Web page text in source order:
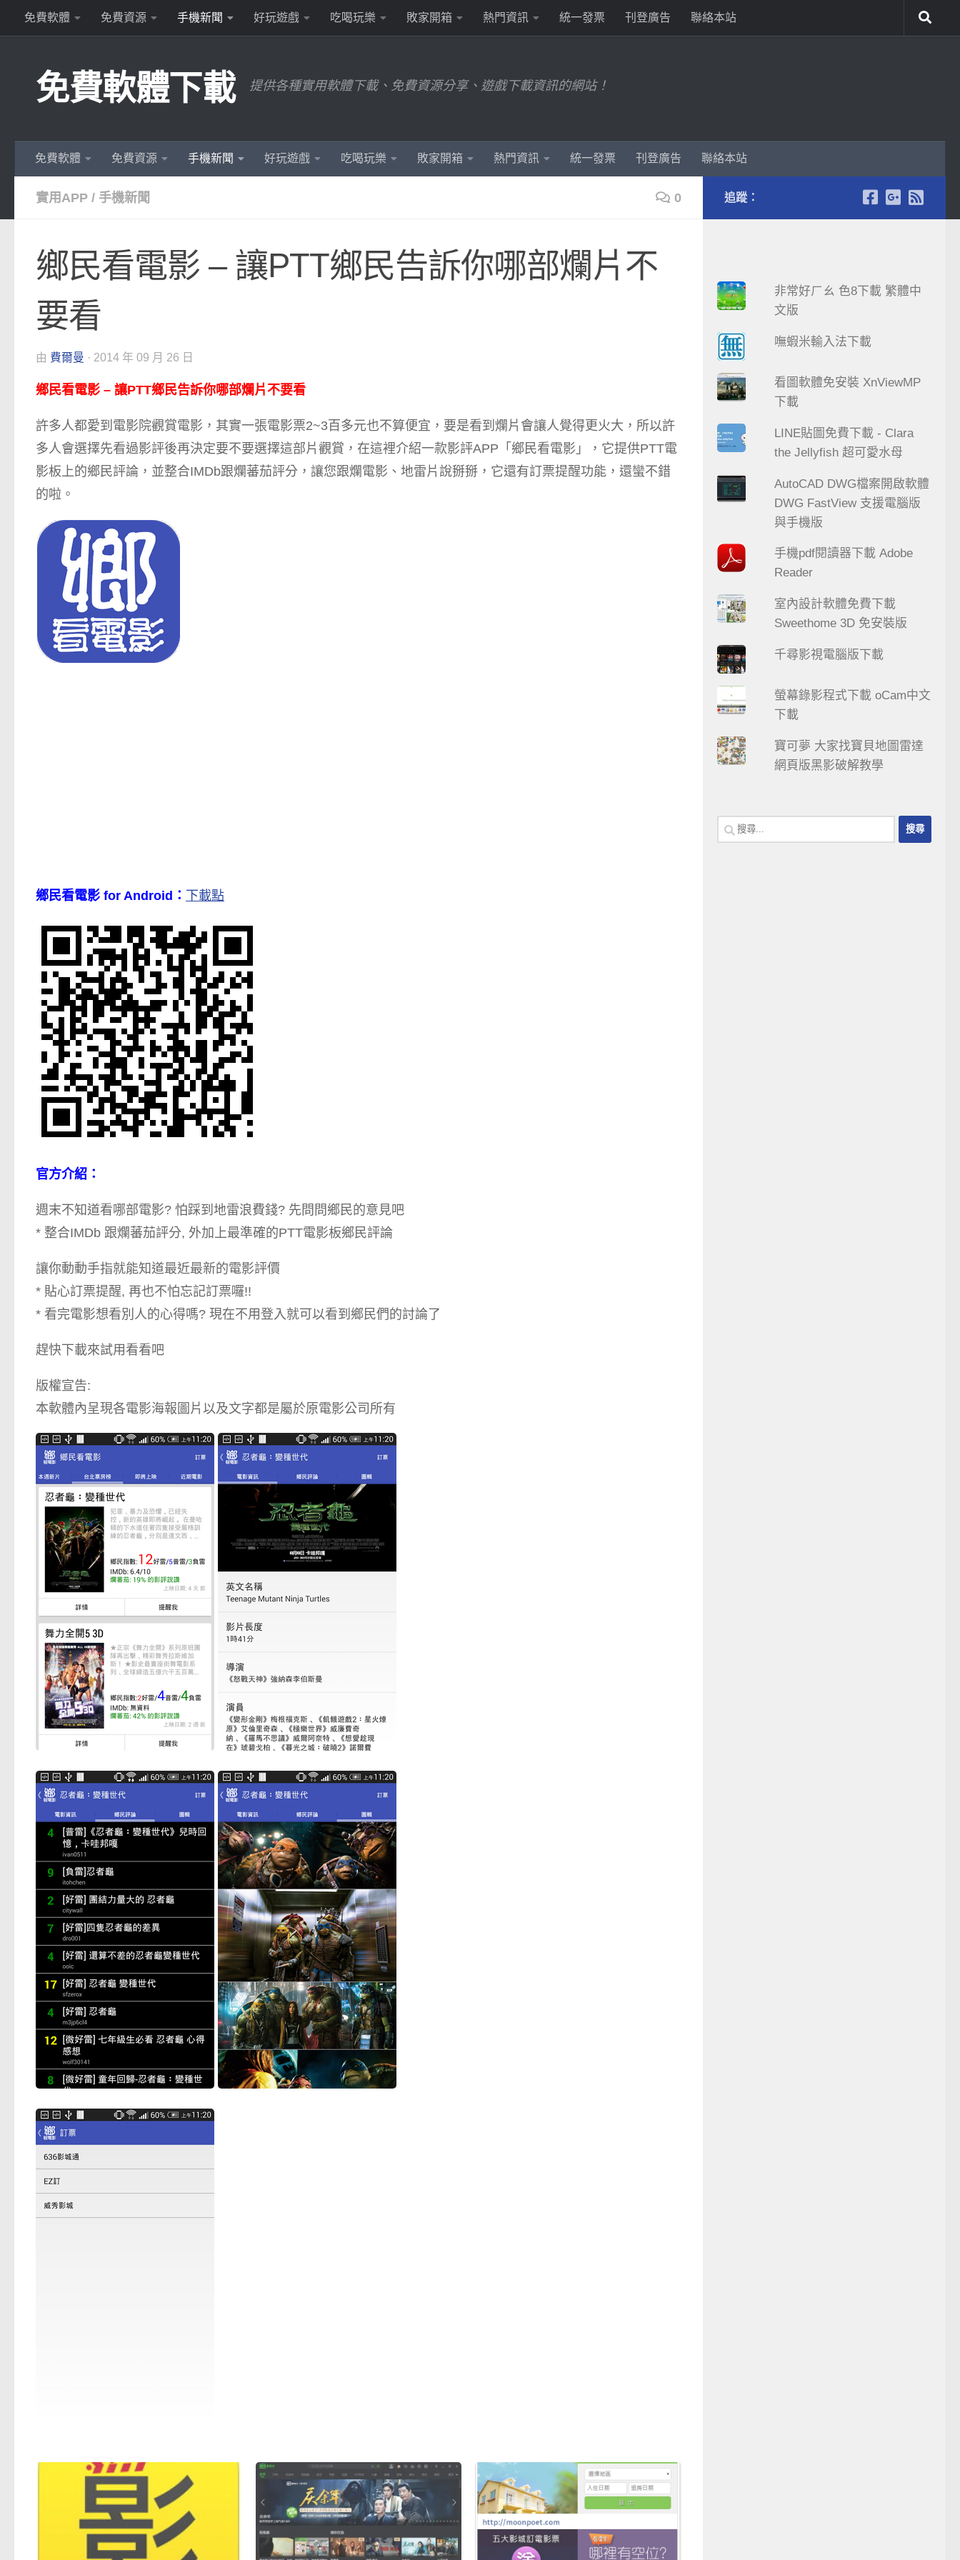
Skip to content
免費軟體 免費資源 手機新聞 好玩遊戲 吃喝玩樂 敗家開箱 熱門資訊 統一發票 刊登廣告 聯絡本站
免費軟體下載 提供各種實用軟體下載、免費資源分享、遊戲下載資訊的網站！
免費軟體 免費資源 手機新聞 好玩遊戲 吃喝玩樂 敗家開箱 熱門資訊 統一發票 刊登廣告 聯絡本站
實用APP / 手機新聞 0
鄉民看電影 – 讓PTT鄉民告訴你哪部爛片不
要看
由 費爾曼 · 2014 年 09 月 26 日
鄉民看電影 – 讓PTT鄉民告訴你哪部爛片不要看
許多人都愛到電影院觀賞電影，其實一張電影票2~3百多元也不算便宜，要是看到爛片會讓人覺得更火大，所以許
多人會選擇先看過影評後再決定要不要選擇這部片觀賞，在這裡介紹一款影評APP「鄉民看電影」，它提供PTT電
影板上的鄉民評論，並整合IMDb跟爛蕃茄評分，讓您跟爛電影、地雷片說掰掰，它還有訂票提醒功能，還蠻不錯
的啦。
鄉民看電影 for Android： 下載點
官方介紹：
週末不知道看哪部電影? 怕踩到地雷浪費錢? 先問問鄉民的意見吧
* 整合IMDb 跟爛蕃茄評分, 外加上最準確的PTT電影板鄉民評論
讓你動動手指就能知道最近最新的電影評價
* 貼心訂票提醒, 再也不怕忘記訂票囉!!
* 看完電影想看別人的心得嗎? 現在不用登入就可以看到鄉民們的討論了
趕快下載來試用看看吧
版權宣告:
本軟體內呈現各電影海報圖片以及文字都是屬於原電影公司所有
追蹤：
非常好ㄏㄠ 色8下載 繁體中
文版
嘸蝦米輸入法下載
看圖軟體免安裝 XnViewMP
下載
LINE貼圖免費下載 - Clara
the Jellyfish 超可愛水母
AutoCAD DWG檔案開啟軟體
DWG FastView 支援電腦版
與手機版
手機pdf閱讀器下載 Adobe
Reader
室內設計軟體免費下載
Sweethome 3D 免安裝版
千尋影視電腦版下載
螢幕錄影程式下載 oCam中文
下載
寶可夢 大家找寶貝地圖雷達
網頁版黑影破解教學
搜
尋